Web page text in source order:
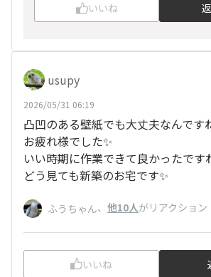
いいね
usupy
2026/05/31 06:19
凸凹のある壁紙でも大丈夫なんです
お疲れ様でした✨
いい時期に作業できて良かったです
どう見ても新築のお宅です✨
ふうちゃん、 他10人がリアクション
いいね